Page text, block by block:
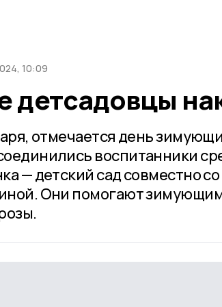
10:09
детсадовцы
отмечается день
воспитанники
— детский сад совместно
Они помогают